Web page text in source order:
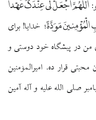
اللّهُمَّ اجْعَلْ لی عِنْدَکَ عَهْداً
مَوَدَّةً؛ خدایا! برای
من در پیشگاه خود دوستی و
قرار ده. امیرالمؤمنین
صلی الله علیه و آله آمین